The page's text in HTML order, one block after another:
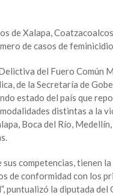
de Xalapa,
de casos de
del Fuero Común
de la Secretaría de
estado del país que
distintas a la
Boca del Río,
competencias, tienen
de conformidad con los
puntualizó la diputada del